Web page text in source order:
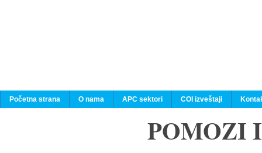
Početna strana O nama APC sektori COI izveštaji
POMOZI